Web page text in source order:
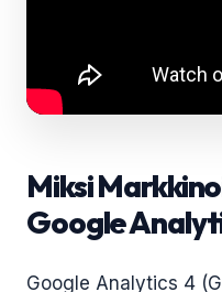
Miksi
Google
Google Analytics 4